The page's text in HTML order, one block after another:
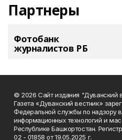
Партнеры
Фотобанк
журналистов РБ
© 2026 Сайт издания "Дуванский
Газета «Дуванский вестник»
Федеральной службы по надзору
информационных технологий и
Республике Башкортостан.
02 - 01858 от 19.05.2025 г.